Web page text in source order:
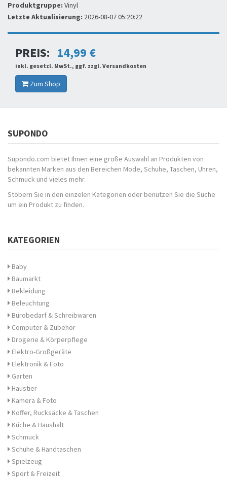
Produktgruppe: Vinyl
Letzte Aktualisierung: 2026-08-07 05:20:22
PREIS: 14,99 €
inkl. gesetzl. MwSt., ggf. zzgl. Versandkosten
Zum Shop
SUPONDO
Supondo.com bietet Ihnen eine große Auswahl an Produkten von
bekannten Marken aus den Bereichen Mode, Schuhe, Taschen, Uhren,
Schmuck und vieles mehr.
Stöbern Sie in den einzelen Kategorien oder benutzen Sie die Suche
um ein Produkt zu finden.
KATEGORIEN
Baby
Baumarkt
Bekleidung
Beleuchtung
Bürobedarf & Schreibwaren
Computer & Zubehör
Drogerie & Körperpflege
Elektro-Großgeräte
Elektronik & Foto
Garten
Haustier
Kamera & Foto
Koffer, Rucksäcke & Taschen
Küche & Haushalt
Schmuck
Schuhe & Handtaschen
Spielzeug
Sport & Freizeit